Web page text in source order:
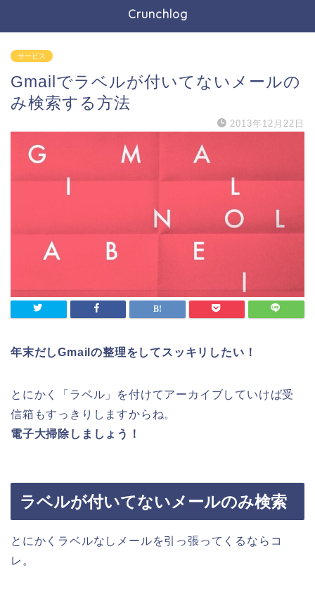
Crunchlog
サービス
Gmailでラベルが付いてないメールの
み検索する方法
2013年12月22日
年末だしGmailの整理をしてスッキリしたい！
とにかく「ラベル」を付けてアーカイブしていけば受
信箱もすっきりしますからね。
電子大掃除しましょう！
ラベルが付いてないメールのみ検索
とにかくラベルなしメールを引っ張ってくるならコ
レ。